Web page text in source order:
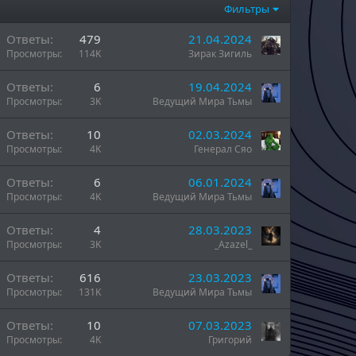
Фильтры
Ответы 479
Просмотры 114K
21.04.2024
Зирак Зигиль
Ответы 6
Просмотры 3K
19.04.2024
Ведущий Мира Тьмы
Ответы 10
Просмотры 4K
02.03.2024
Генерал Сяо
Ответы 6
Просмотры 4K
06.01.2024
Ведущий Мира Тьмы
Ответы 4
Просмотры 3K
28.03.2023
_Azazel_
Ответы 616
Просмотры 131K
23.03.2023
Ведущий Мира Тьмы
Ответы 10
Просмотры 4K
07.03.2023
Григорий